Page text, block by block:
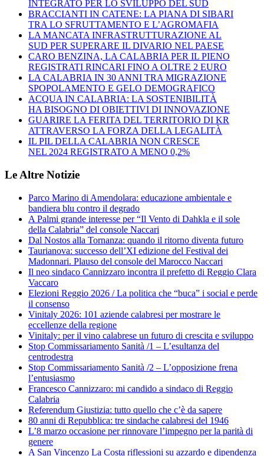
INTEGRATO PER LO SVILUPPO DEL SUD
BRACCIANTI IN CATENE: LA PIANA DI SIBARI
TRA LO SFRUTTAMENTO E L’AGROMAFIA
LA MANCATA INFRASTRUTTURAZIONE AL
SUD PER SUPERARE IL DIVARIO NEL PAESE
CARO BENZINA, LA CALABRIA PER IL PIENO
REGISTRATI RINCARI FINO A OLTRE 2 EURO
LA CALABRIA IN 30 ANNI TRA MIGRAZIONE
SPOPOLAMENTO E GELO DEMOGRAFICO
ACQUA IN CALABRIA: LA SOSTENIBILITÀ
HA BISOGNO DI OBIETTIVI DI INNOVAZIONE
GUARIRE LA FERITA DEL TERRITORIO DI KR
ATTRAVERSO LA FORZA DELLA LEGALITÀ
IL PIL DELLA CALABRIA NON CRESCE
NEL 2024 REGISTRATO A MENO 0,2%
Le Altre Notizie
Parco Marino di Amendolara: educazione ambientale e
bandiera blu contro il degrado
A Palmi grande interesse per “Il Vento di Dahkla e il sole
della Calabria” del console Naccari
Dal Nostos alla Tornanza: quando il ritorno diventa futuro
Taurianova: successo dell’XI edizione del Festival dei
Madonnari. Plauso del console del Marocco Naccari
Il neo sindaco Cannizzaro incontra il prefetto di Reggio Clara
Vaccaro
Elezioni Reggio 2026 / La politica che “buca” i social e perde
il consenso
Vinitaly 2026: 101 aziende calabresi per mostrare le
eccellenze della regione
Vinitaly: per il vino calabrese un futuro di crescita e sviluppo
Stop Commissariamento Sanità /1 – L’esultanza del
centrodestra
Stop Commissariamento Sanità /2 – L’opposizione frena
l’entusiasmo
Francesco Cannizzaro: mi candido a sindaco di Reggio
Calabria
Referendum Giustizia: tutto quello che c’è da sapere
80 anni di Repubblica: tre sindache calabresi del 1946
L’8 marzo occasione per rinnovare l’impegno per la parità di
genere
A San Vincenzo La Costa riflessioni su azzardo e dipendenza